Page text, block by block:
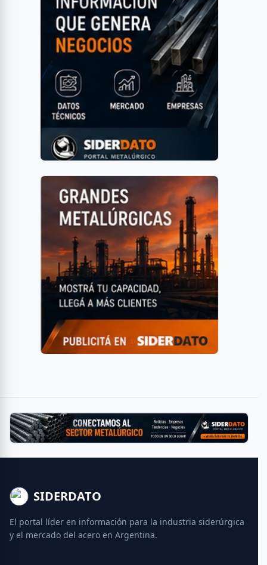
SIDERDATO
El portal líder en información para la industria siderúrgica
y el mercado del acero en Argentina.